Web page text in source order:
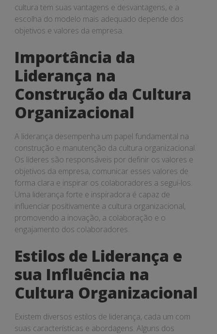
cultura tem suas vantagens e desvantagens, e a
escolha do modelo mais adequado depende dos
objetivos e valores da empresa.
Importância da
Liderança na
Construção da Cultura
Organizacional
A liderança desempenha um papel fundamental na
construção e manutenção da cultura organizacional.
Os líderes são responsáveis por definir os valores e
objetivos da empresa, comunicar esses valores de
forma clara e inspirar os colaboradores a segui-los.
Uma liderança forte e inspiradora é capaz de
influenciar positivamente a cultura organizacional,
promovendo a inovação, a colaboração e o
engajamento dos colaboradores.
Estilos de Liderança e
sua Influência na
Cultura Organizacional
Existem diversos estilos de liderança, cada um com
suas características e abordagens. Alguns dos